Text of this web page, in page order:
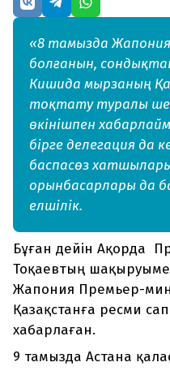
«8 тамызда
болғанын,
Кишида мырзаның
тоқтату туралы
өкінішпен
бірге делегация да
баспасөз
орынбасарлары да
елшілік.
Бұған дейін Ақорда
Тоқаевтың
Жапония Премьер-
Қазақстанға ресми
хабарлаған.
9 тамызда Астана